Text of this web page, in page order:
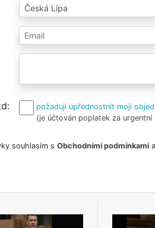
požaduji upřednostnit moji
(je účtován poplatek za urgentní
souhlasím s Obchodními podmínkamia